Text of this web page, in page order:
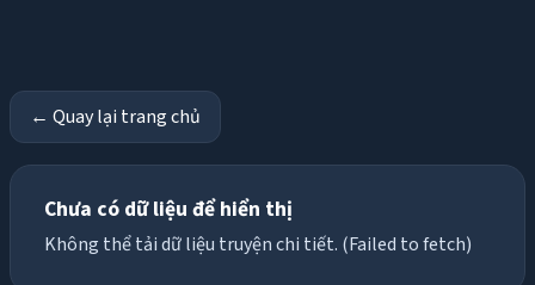
← Quay lại trang chủ
Chưa có dữ liệu để hiển thị
Không thể tải dữ liệu truyện chi tiết. (Failed to fetch)